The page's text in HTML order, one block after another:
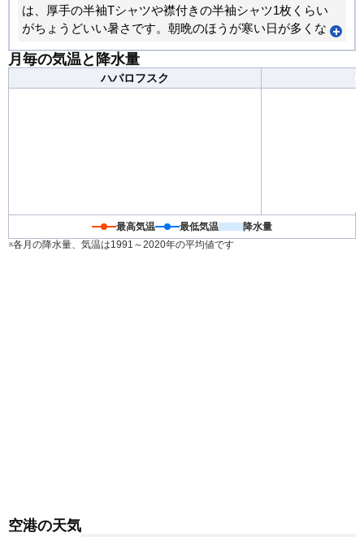
は、厚手の半袖Tシャツや襟付きの半袖シャツ1枚くらい
がちょうどいい暑さです。朝晩のほうが寒い日が多くな
の気温差が大きくなるため、日々の天気予報を確認して
体調を崩さないようお気をつけください。
月毎の気温と降水量
ハバロフスク
最高気温 最低気温
降水量
※各月の降水量、気温は1991～2020年の平均値です
空港の天気